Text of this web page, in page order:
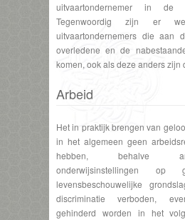
uitvaartondernemer in
Tegenwoordig zijn er
uitvaartondernemers die aan
overledene en de
komen, ook als deze anders zijn
Arbeid
Het in praktijk brengen van
in het algemeen geen
hebben, behalve
onderwijsinstellingen op
levensbeschouwelijke
discriminatie verboden,
gehinderd worden in het